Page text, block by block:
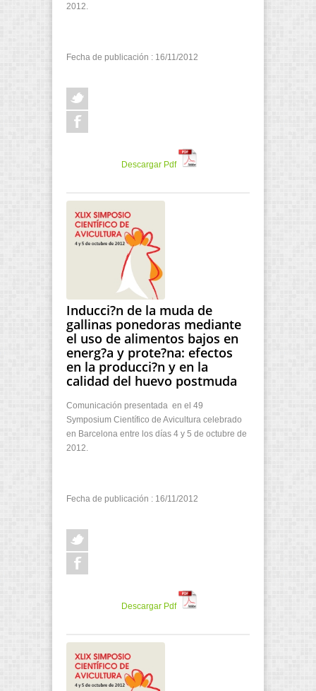
2012.
Fecha de publicación : 16/11/2012
Descargar Pdf
Inducci?n de la muda de
gallinas ponedoras mediante
el uso de alimentos bajos en
energ?a y prote?na: efectos
en la producci?n y en la
calidad del huevo postmuda
Comunicación presentada en el 49
Symposium Científico de Avicultura celebrado
en Barcelona entre los días 4 y 5 de octubre de
2012.
Fecha de publicación : 16/11/2012
Descargar Pdf